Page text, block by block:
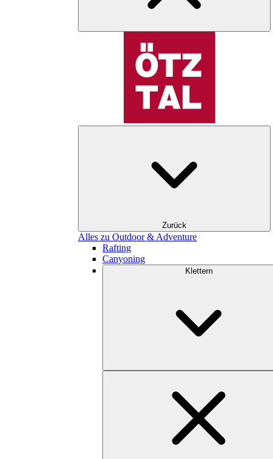
Zurück
Alles zu Outdoor & Adventure
Rafting
Canyoning
Klettern